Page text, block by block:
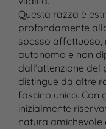
Questa razza è
profondamente
spesso affettuoso,
autonomo e non
dall’attenzione
distingue da altre
fascino unico. Con
inizialmente
natura amichevole